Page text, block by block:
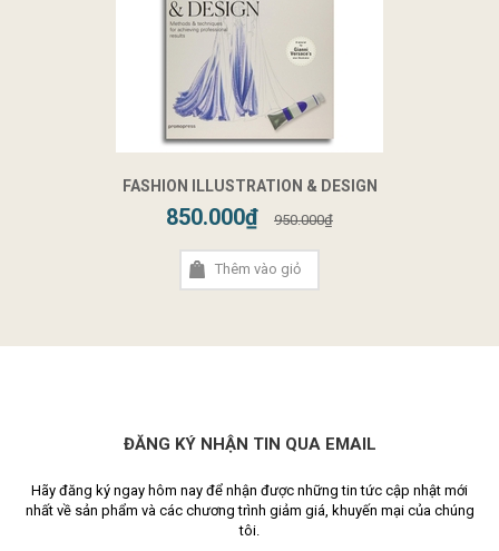
FASHION ILLUSTRATION & DESIGN
850.000₫ 950.000₫
Thêm vào giỏ
ĐĂNG KÝ NHẬN TIN QUA EMAIL
Hãy đăng ký ngay hôm nay để nhận được những tin tức cập nhật mới
nhất về sản phẩm và các chương trình giảm giá, khuyến mại của chúng
tôi.